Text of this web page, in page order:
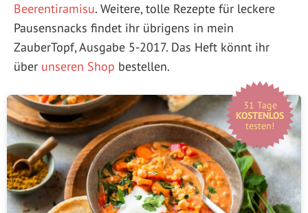
Beerentiramisu. Weitere, tolle Rezepte für leckere
Pausensnacks findet ihr übrigens in mein
ZauberTopf, Ausgabe 5-2017. Das Heft könnt ihr
über unseren Shop bestellen.
31 Tage
KOSTENLOS
testen!